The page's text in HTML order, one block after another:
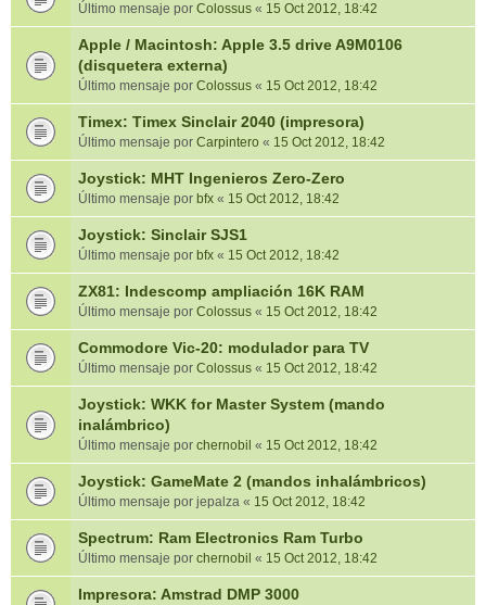
Último mensaje por Colossus « 15 Oct 2012, 18:42
Apple / Macintosh: Apple 3.5 drive A9M0106
(disquetera externa)
Último mensaje por Colossus « 15 Oct 2012, 18:42
Timex: Timex Sinclair 2040 (impresora)
Último mensaje por Carpintero « 15 Oct 2012, 18:42
Joystick: MHT Ingenieros Zero-Zero
Último mensaje por bfx « 15 Oct 2012, 18:42
Joystick: Sinclair SJS1
Último mensaje por bfx « 15 Oct 2012, 18:42
ZX81: Indescomp ampliación 16K RAM
Último mensaje por Colossus « 15 Oct 2012, 18:42
Commodore Vic-20: modulador para TV
Último mensaje por Colossus « 15 Oct 2012, 18:42
Joystick: WKK for Master System (mando
inalámbrico)
Último mensaje por chernobil « 15 Oct 2012, 18:42
Joystick: GameMate 2 (mandos inhalámbricos)
Último mensaje por jepalza « 15 Oct 2012, 18:42
Spectrum: Ram Electronics Ram Turbo
Último mensaje por chernobil « 15 Oct 2012, 18:42
Impresora: Amstrad DMP 3000